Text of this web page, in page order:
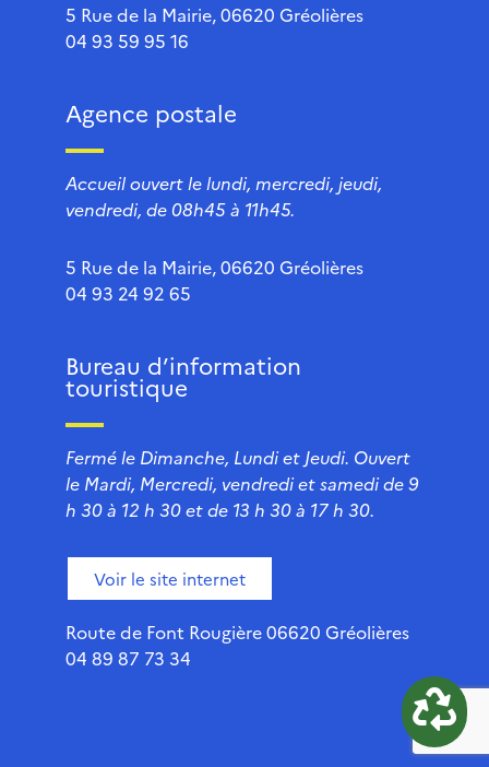
5 Rue de la Mairie, 06620 Gréolières
04 93 59 95 16
Agence postale
Accueil ouvert le lundi, mercredi, jeudi,
vendredi, de 08h45 à 11h45.
5 Rue de la Mairie, 06620 Gréolières
04 93 24 92 65
Bureau d’information
touristique
Fermé le Dimanche, Lundi et Jeudi. Ouvert
le Mardi, Mercredi, vendredi et samedi de 9
h 30 à 12 h 30 et de 13 h 30 à 17 h 30.
Voir le site internet
Route de Font Rougière 06620 Gréolières
04 89 87 73 34